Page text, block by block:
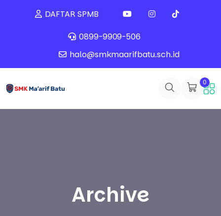
DAFTAR SPMB
0899-9909-506
halo@smkmaarifbatu.sch.id
0
Archive